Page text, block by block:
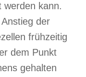
werden kann.
der
frühzeitig
dem Punkt
gehalten